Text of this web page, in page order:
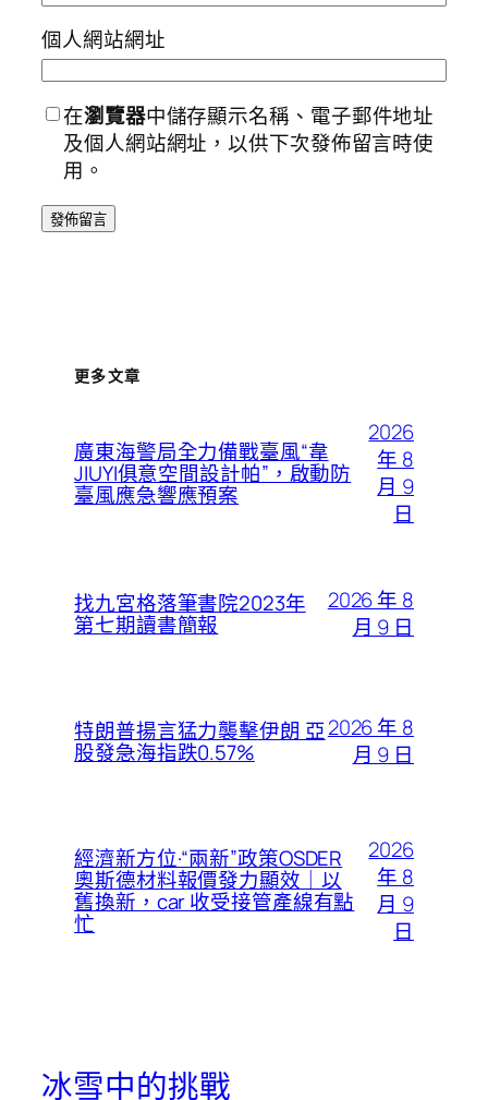
個人網站網址
在瀏覽器中儲存顯示名稱、電子郵件地址
及個人網站網址，以供下次發佈留言時使
用。
更多文章
廣東海警局全力備戰臺風“韋
JIUYI俱意空間設計帕”，啟動防
臺風應急響應預案
2026
年 8
月 9
日
找九宮格落筆書院2023年
第七期讀書簡報
2026 年 8
月 9 日
特朗普揚言猛力襲擊伊朗 亞
股發急海指跌0.57%
2026 年 8
月 9 日
經濟新方位·“兩新”政策OSDER
奧斯德材料報價發力顯效｜以
舊換新，car 收受接管產線有點
忙
2026
年 8
月 9
日
冰雪中的挑戰